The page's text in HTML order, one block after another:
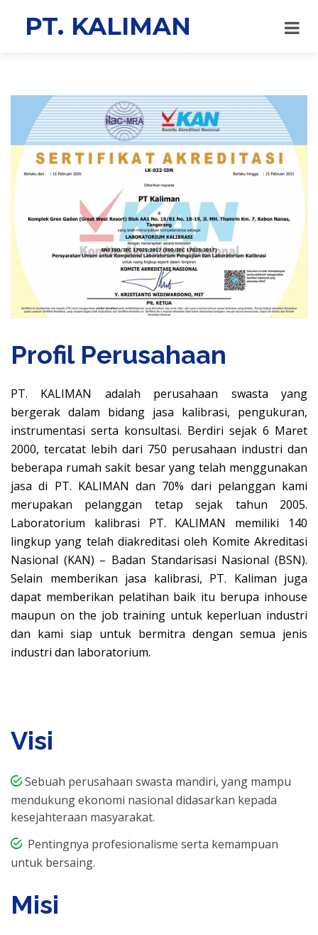
PT. KALIMAN
Profil Perusahaan
PT. KALIMAN adalah perusahaan swasta yang
bergerak dalam bidang jasa kalibrasi, pengukuran,
instrumentasi serta konsultasi. Berdiri sejak 6 Maret
2000, tercatat lebih dari 750 perusahaan industri dan
beberapa rumah sakit besar yang telah menggunakan
jasa di PT. KALIMAN dan 70% dari pelanggan kami
merupakan pelanggan tetap sejak tahun 2005.
Laboratorium kalibrasi PT. KALIMAN memiliki 140
lingkup yang telah diakreditasi oleh Komite Akreditasi
Nasional (KAN) – Badan Standarisasi Nasional (BSN).
Selain memberikan jasa kalibrasi, PT. Kaliman juga
dapat memberikan pelatihan baik itu berupa inhouse
maupun on the job training untuk keperluan industri
dan kami siap untuk bermitra dengan semua jenis
industri dan laboratorium.
Visi
Sebuah perusahaan swasta mandiri, yang mampu
mendukung ekonomi nasional didasarkan kepada
kesejahteraan masyarakat.
Pentingnya profesionalisme serta kemampuan
untuk bersaing.
Misi